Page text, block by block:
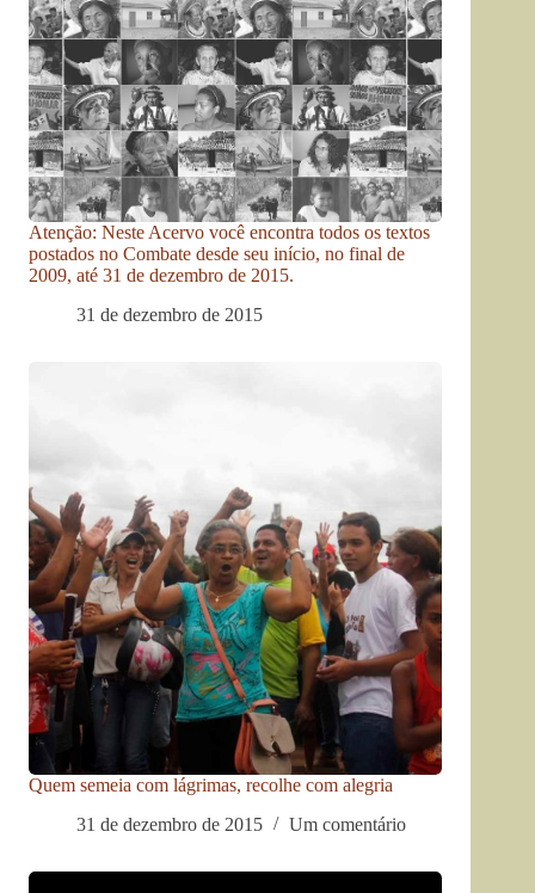
Atenção: Neste Acervo você encontra todos os textos
postados no Combate desde seu início, no final de
2009, até 31 de dezembro de 2015.
31 de dezembro de 2015
Quem semeia com lágrimas, recolhe com alegria
31 de dezembro de 2015
Um comentário